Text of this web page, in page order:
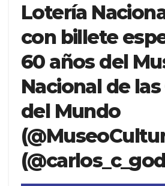
Lotería
con billete
60 años del
Nacional de
del Mundo